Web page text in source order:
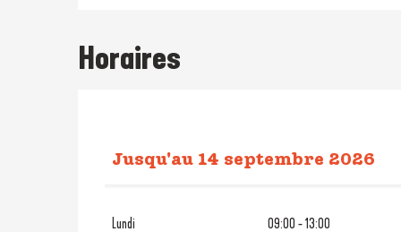
Horaires
Jusqu'au 14 septembre 2026
Lundi 09:00 - 13:00